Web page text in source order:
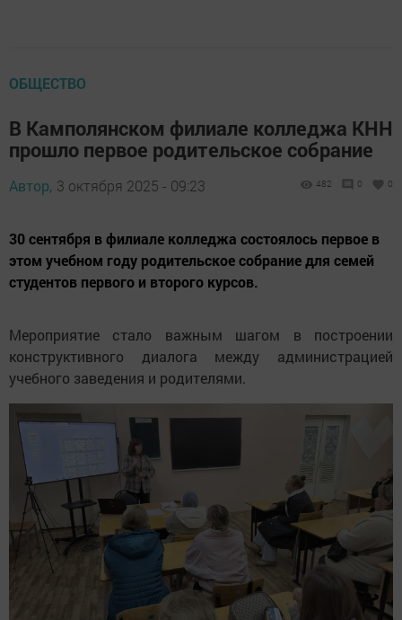
ОБЩЕСТВО
В Камполянском филиале колледжа КНН
прошло первое родительское собрание
Автор, 3 октября 2025 - 09:23 482 0 0
30 сентября в филиале колледжа состоялось первое в
этом учебном году родительское собрание для семей
студентов первого и второго курсов.
Мероприятие стало важным шагом в построении
конструктивного диалога между администрацией
учебного заведения и родителями.